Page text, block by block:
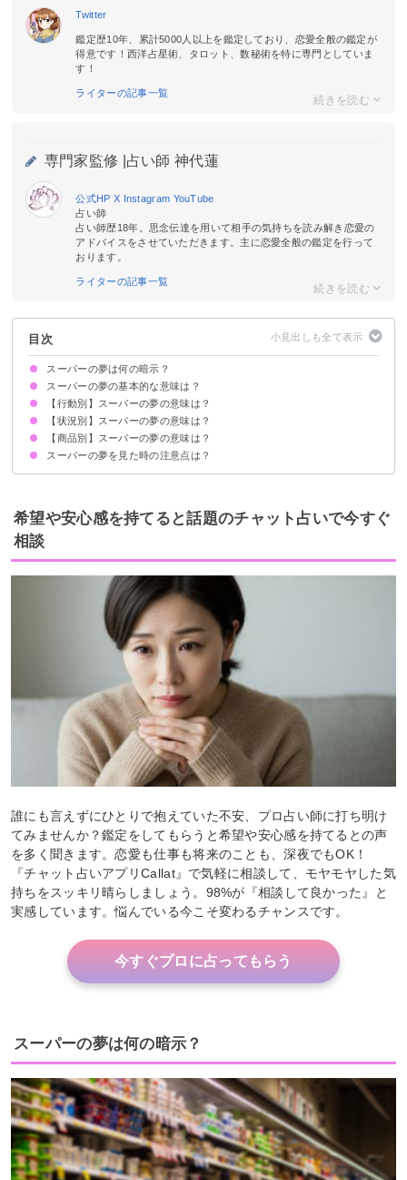
Twitter
鑑定歴10年、累計5000人以上を鑑定しており、恋愛全般の鑑定が
得意です！西洋占星術、タロット、数秘術を特に専門としていま
す！
ライターの記事一覧
専門家監修 | 占い師 神代蓮
公式HP X Instagram YouTube
占い師
占い師歴18年。思念伝達を用いて相手の気持ちを読み解き恋愛の
アドバイスをさせていただきます。主に恋愛全般の鑑定を行って
おります。
ライターの記事一覧
目次
スーパーの夢は何の暗示？
スーパーの夢の基本的な意味は？
①日常生活の象徴
②対人関係の象徴
状況によって意味が決まる
【行動別】スーパーの夢の意味は？
スーパーで買い物をする夢【警告夢】
スーパーで働く夢【願望夢】
スーパーへ閉店間際に行く夢【凶夢】
スーパーで喧嘩する夢【凶夢】
スーパーで陳列する夢【予知夢】
【状況別】スーパーの夢の意味は？
スーパーで知り合いに会う夢【吉夢】
スーパーで好きな人に会う夢【願望夢】
スーパーが開店する夢【吉夢】
スーパーで安売りしている商品を買う夢【凶夢】
スーパーが混雑する夢【吉夢】
スーパーで迷子になる夢【凶夢】
スーパーでレジに並ぶ夢【凶夢】
異性とスーパーにいる夢【予知夢】
【商品別】スーパーの夢の意味は？
スーパーで魚を買う夢【吉夢】
スーパーで肉を買う夢【警告夢】
スーパーで野菜を買う夢【吉夢】
スーパーでお菓子を買う夢【吉夢】
スーパーの夢を見た時の注意点は？
吉夢なら話さず警告夢や凶夢は人に話す
希望や安心感を持てると話題のチャット占いで今すぐ
相談
誰にも言えずにひとりで抱えていた不安、プロ占い師に打ち明け
てみませんか？鑑定をしてもらうと希望や安心感を持てるとの声
を多く聞きます。恋愛も仕事も将来のことも、深夜でもOK！
『チャット占いアプリCallat』で気軽に相談して、モヤモヤした気
持ちをスッキリ晴らしましょう。98%が『相談して良かった』と
実感しています。悩んでいる今こそ変わるチャンスです。
今すぐプロに占ってもらう
スーパーの夢は何の暗示？